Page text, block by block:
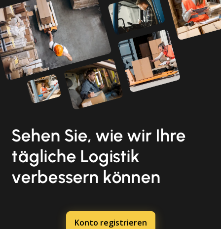
Sehen Sie, wie wir Ihre
tägliche Logistik
verbessern können
Konto registrieren